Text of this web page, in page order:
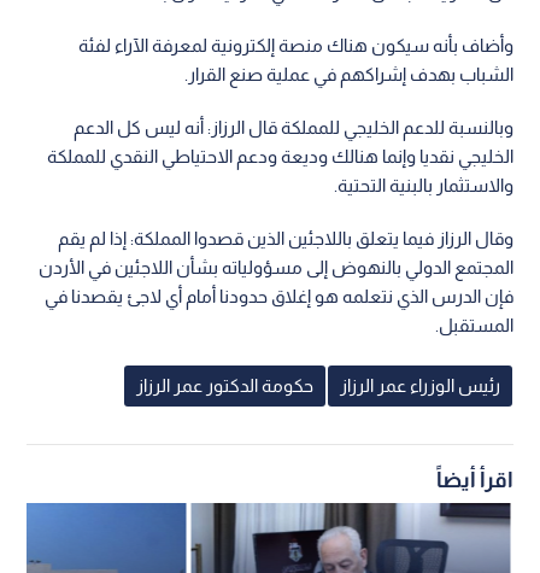
وأضاف بأنه سيكون هناك منصة إلكترونية لمعرفة الآراء لفئة
الشباب بهدف إشراكهم في عملية صنع القرار.
وبالنسبة للدعم الخليجي للمملكة قال الرزاز: أنه ليس كل الدعم
الخليجي نقديا وإنما هنالك وديعة ودعم الاحتياطي النقدي للمملكة
والاستثمار بالبنية التحتية.
وقال الرزاز فيما يتعلق باللاجئين الذين قصدوا المملكة: إذا لم يقم
المجتمع الدولي بالنهوض إلى مسؤولياته بشأن اللاجئين في الأردن
فإن الدرس الذي نتعلمه هو إغلاق حدودنا أمام أي لاجئ يقصدنا في
المستقبل.
رئيس الوزراء عمر الرزاز حكومة الدكتور عمر الرزاز
اقرأ أيضاً